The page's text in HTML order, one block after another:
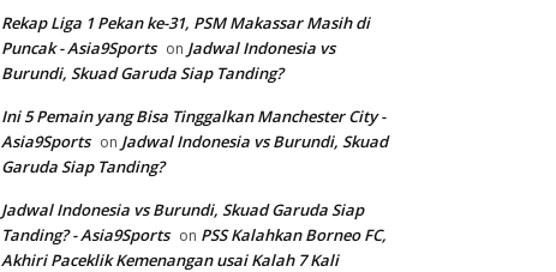
Rekap Liga 1 Pekan ke-31, PSM Makassar Masih di
Puncak - Asia9Sports on Jadwal Indonesia vs
Burundi, Skuad Garuda Siap Tanding?
Ini 5 Pemain yang Bisa Tinggalkan Manchester City -
Asia9Sports on Jadwal Indonesia vs Burundi, Skuad
Garuda Siap Tanding?
Jadwal Indonesia vs Burundi, Skuad Garuda Siap
Tanding? - Asia9Sports on PSS Kalahkan Borneo FC,
Akhiri Paceklik Kemenangan usai Kalah 7 Kali